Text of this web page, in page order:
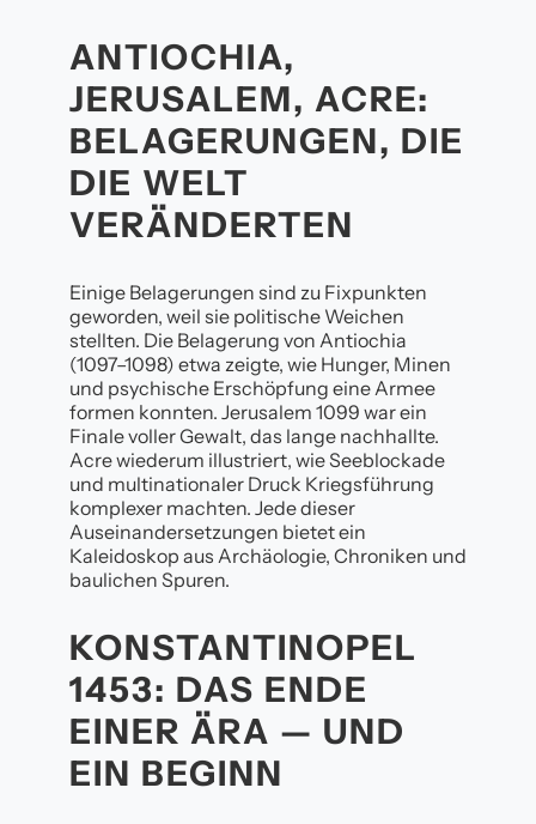
ANTIOCHIA,
JERUSALEM, ACRE:
BELAGERUNGEN, DIE
DIE WELT
VERÄNDERTEN
Einige Belagerungen sind zu Fixpunkten
geworden, weil sie politische Weichen
stellten. Die Belagerung von Antiochia
(1097–1098) etwa zeigte, wie Hunger, Minen
und psychische Erschöpfung eine Armee
formen konnten. Jerusalem 1099 war ein
Finale voller Gewalt, das lange nachhallte.
Acre wiederum illustriert, wie Seeblockade
und multinationaler Druck Kriegsführung
komplexer machten. Jede dieser
Auseinandersetzungen bietet ein
Kaleidoskop aus Archäologie, Chroniken und
baulichen Spuren.
KONSTANTINOPEL
1453: DAS ENDE
EINER ÄRA — UND
EIN BEGINN